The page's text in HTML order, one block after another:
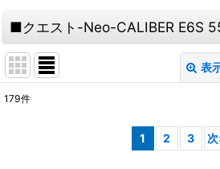
■クエスト-Neo-CALIBER E6S
表
179件
1 2 3 次